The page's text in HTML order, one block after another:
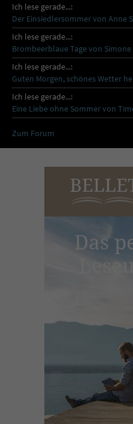
Ich lese gerade...:
Der Einsiedlersommer von Anne
Ich lese gerade...:
Brombeerblaue Tage von
Ich lese gerade...:
Guten Morgen, schönes Wetter
Ich lese gerade...:
Eine Liebe ohne Sommer von
Zum Forum
Das